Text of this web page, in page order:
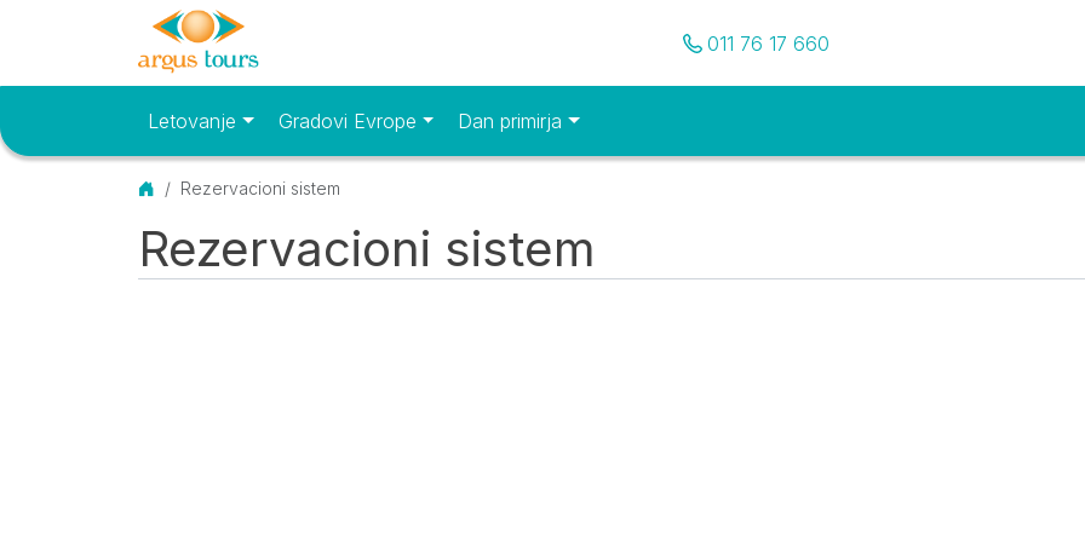
Pozovite nas
011 76 17 660
Osnovni meniLetovanje Gradovi Evrope Dan primirja
Početna
Rezervacioni sistem
Rezervacioni sistem